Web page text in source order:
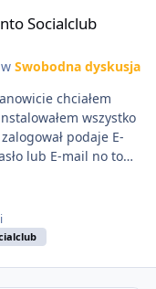
Socialclub
Swobodna dyskusja
chciałem
wszystko
podaje E-
lub E-mail no to
E-maila czyli
i E-mail został
Pisałem już